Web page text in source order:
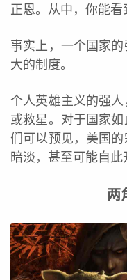
正恩。从中，你能看
事实上，一个国家
大的制度。
个人英雄主义的强
或救星。对于国家
们可以预见，美国
暗淡，甚至可能自此
两